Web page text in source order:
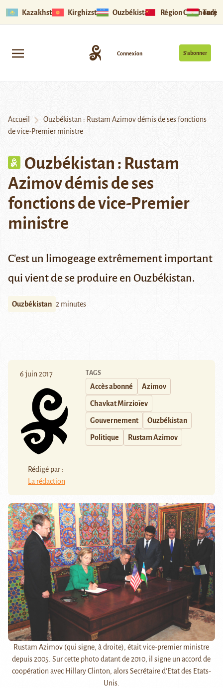
Kazakhstan Kirghizstan Ouzbékistan Région Ouïghoure
S’abonner
Connexion
Accueil
Ouzbékistan : Rustam Azimov démis de ses fonctions
de vice-Premier ministre
Ouzbékistan : Rustam
Azimov démis de ses
fonctions de vice-Premier
ministre
C'est un limogeage extrêmement important
qui vient de se produire en Ouzbékistan.
Ouzbékistan 2 minutes
6 juin 2017
Rédigé par :
La rédaction
TAGS
Accès abonné Azimov
Chavkat Mirzioïev
Gouvernement Ouzbékistan
Politique Rustam Azimov
Rustam Azimov (qui signe, à droite), était vice-premier ministre
depuis 2005. Sur cette photo datant de 2010, il signe un accord de
coopération avec Hillary Clinton, alors Secrétaire d'Etat des Etats-
Unis.